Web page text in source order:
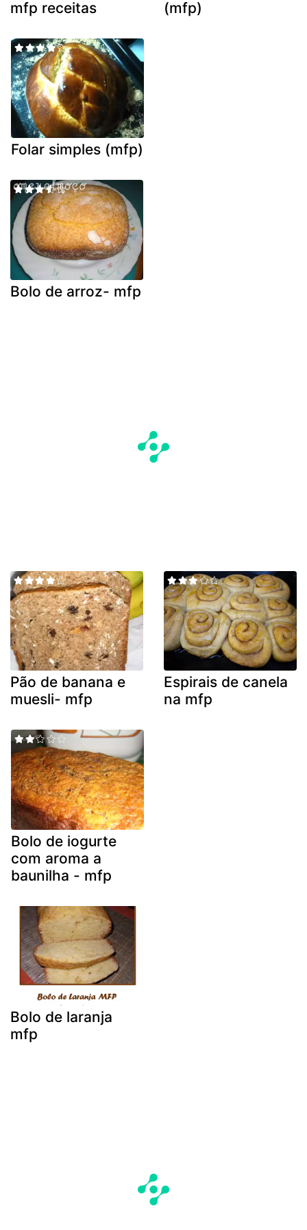
mfp receitas (mfp)
Folar simples (mfp)
Bolo de arroz- mfp
Pão de banana e
muesli- mfp
Espirais de canela
na mfp
Bolo de iogurte
com aroma a
baunilha - mfp
Bolo de laranja
mfp